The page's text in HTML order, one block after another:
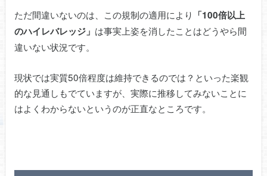
ただ間違いないのは、この規制の適用により 「100倍以上
のハイレバレッジ」 は事実上姿を消したことはどうやら間
違いない状況です。
現状では実質50倍程度は維持できるのでは？といった楽観
的な見通しもでていますが、実際に推移してみないことに
はよくわからないというのが正直なところです。